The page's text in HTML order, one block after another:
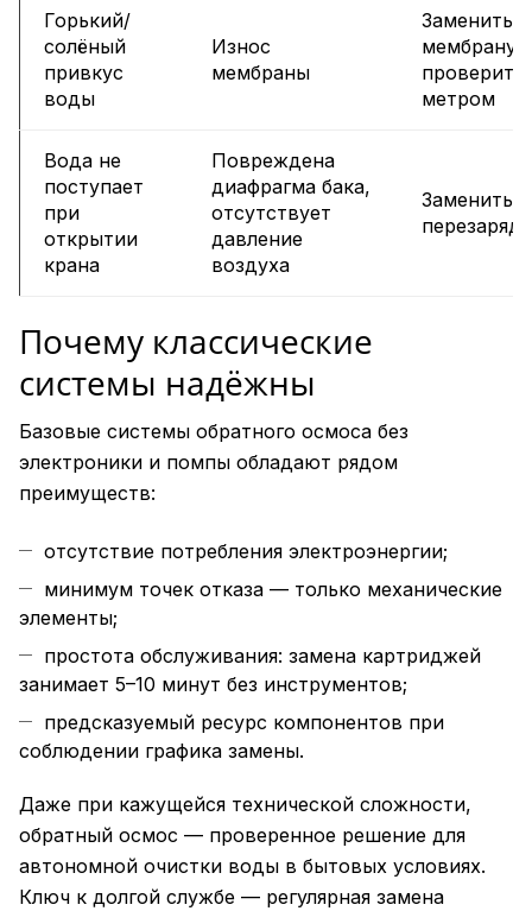
Горький/
солёный
привкус
воды
Износ
мембраны
Заменить
мембрану,
проверить
метром
Вода не
поступает
при
открытии
крана
Повреждена
диафрагма бака,
отсутствует
давление
воздуха
Заменить
Почему классические
системы надёжны
Базовые системы обратного осмоса без
электроники и помпы обладают рядом
преимуществ:
отсутствие потребления электроэнергии;
минимум точек отказа — только механические
элементы;
простота обслуживания: замена картриджей
занимает 5–10 минут без инструментов;
предсказуемый ресурс компонентов при
соблюдении графика замены.
Даже при кажущейся технической сложности,
обратный осмос — проверенное решение для
автономной очистки воды в бытовых условиях.
Ключ к долгой службе — регулярная замена